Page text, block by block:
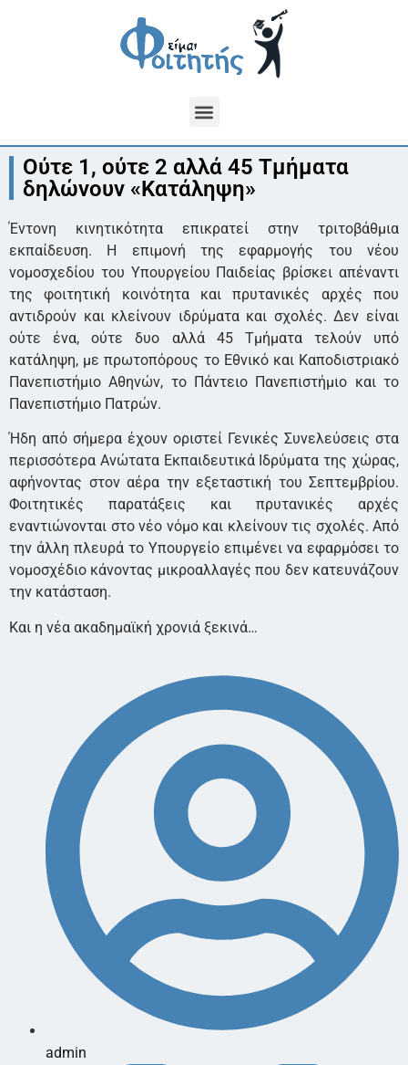
Ούτε 1, ούτε 2 αλλά 45 Τμήματα
δηλώνουν «Κατάληψη»
Έντονη κινητικότητα επικρατεί στην τριτοβάθμια
εκπαίδευση. Η επιμονή της εφαρμογής του νέου
νομοσχεδίου του Υπουργείου Παιδείας βρίσκει απέναντι
της φοιτητική κοινότητα και πρυτανικές αρχές που
αντιδρούν και κλείνουν ιδρύματα και σχολές. Δεν είναι
ούτε ένα, ούτε δυο αλλά 45 Τμήματα τελούν υπό
κατάληψη, με πρωτοπόρους το Εθνικό και Καποδιστριακό
Πανεπιστήμιο Αθηνών, το Πάντειο Πανεπιστήμιο και το
Πανεπιστήμιο Πατρών.
Ήδη από σήμερα έχουν οριστεί Γενικές Συνελεύσεις στα
περισσότερα Ανώτατα Εκπαιδευτικά Ιδρύματα της χώρας,
αφήνοντας στον αέρα την εξεταστική του Σεπτεμβρίου.
Φοιτητικές παρατάξεις και πρυτανικές αρχές
εναντιώνονται στο νέο νόμο και κλείνουν τις σχολές. Από
την άλλη πλευρά το Υπουργείο επιμένει να εφαρμόσει το
νομοσχέδιο κάνοντας μικροαλλαγές που δεν κατευνάζουν
την κατάσταση.
Και η νέα ακαδημαϊκή χρονιά ξεκινά…
admin